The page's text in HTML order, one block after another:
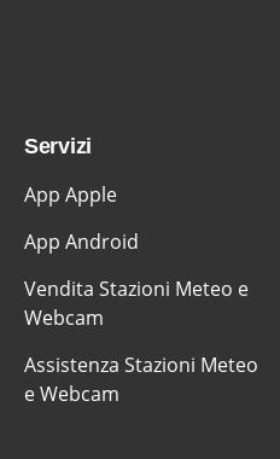
Servizi
App Apple
App Android
Vendita Stazioni Meteo e
Webcam
Assistenza Stazioni Meteo
e Webcam